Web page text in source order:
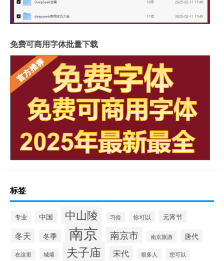
免费可商用字体批量下载
标签
专业 中国 中山陵 习俗 你可以 元宵节
冬天 冬季 南京 南京市 南京旅游 唐代
在这里 城墙 夫子庙 宋代 很多人 您可以